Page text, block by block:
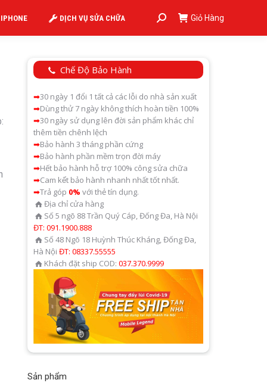
DỊCH VỤ SỬA CHỮA Search: Giỏ Hàng
Chế Độ Bảo Hành
➡30 ngày 1 đổi 1 tất cả các lỗi do nhà sản xuất
➡Dùng thử 7 ngày không thích hoàn tiền 100%
➡30 ngày sử dụng lên đời sản phẩm khác chỉ
thêm tiền chênh lệch
➡Bảo hành 3 tháng phần cứng
➡Bảo hành phần mềm trọn đời máy
➡Hết bảo hành hỗ trợ 100% công sửa chữa
➡Cam kết bảo hành nhanh nhất tốt nhất.
➡Trả góp 0% với thẻ tín dụng.
Địa chỉ cửa hàng
Số 5 ngõ 88 Trần Quý Cáp, Đống Đa, Hà Nội
ĐT: 091.1900.888
Số 48 Ngõ 18 Huỳnh Thúc Kháng, Đống Đa,
Hà Nội ĐT: 08337.55555
Khách đặt ship COD:037.370.9999
Sản phẩm